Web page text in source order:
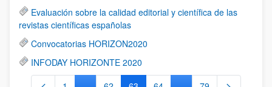
Evaluación sobre la calidad editorial y científica de las
revistas científicas españolas
Convocatorias HORIZON2020
INFODAY HORIZONTE 2020